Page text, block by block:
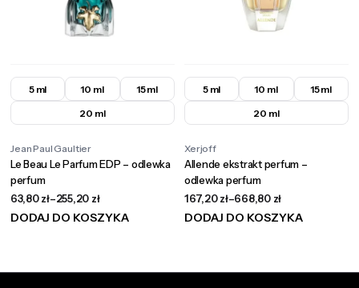
5 ml 10 ml
15 ml
20 ml
Le Beau Le Parfum EDP – odlewka
perfum
63,80zł–255,20 zł
DODAJ DO KOSZYKA
Jean Paul Gaultier
5 ml 10 ml
15 ml
20 ml
Allende ekstrakt perfum –
odlewka perfum
167,20zł–668,80 zł
DODAJ DO KOSZYKA
Xerjoff